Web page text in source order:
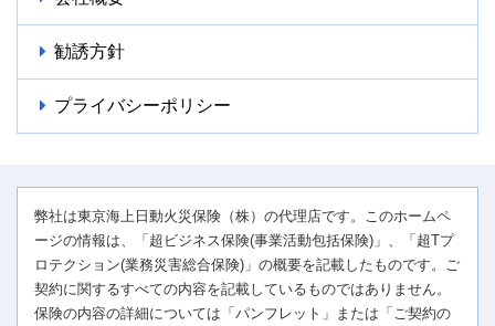
勧誘方針
プライバシーポリシー
弊社は東京海上日動火災保険（株）の代理店です。このホームペ
ージの情報は、「超ビジネス保険(事業活動包括保険)」、「超Tプ
ロテクション(業務災害総合保険)」の概要を記載したものです。ご
契約に関するすべての内容を記載しているものではありません。
保険の内容の詳細については「パンフレット」または「ご契約の